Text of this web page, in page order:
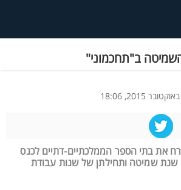
ב"תחכמוני"
את בתי הספר הממלכתיים-דתיים לכנס
שנת שמיטה ותחילתן של שנות עבודת